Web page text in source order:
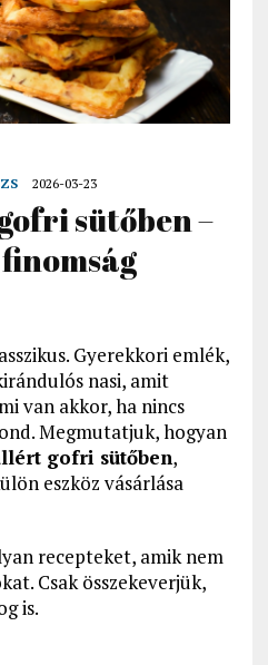
2026-03-23
sütőben –
Gyerekkori emlék,
nasi, amit
van akkor, ha nincs
Megmutatjuk, hogyan
gofri sütőben,
eszköz vásárlása
recepteket, amik nem
Csak összekeverjük,
is.